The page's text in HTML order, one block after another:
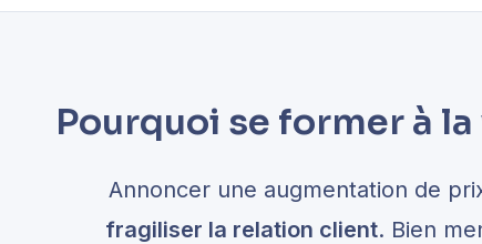
Pourquoi se former à
Annoncer une augmentation de
fragiliser la relation client. Bien